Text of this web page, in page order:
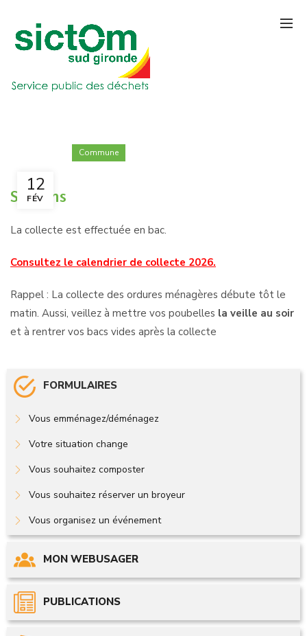
12
FÉV
Commune
Semens
La collecte est effectuée en bac.
Consultez le calendrier de collecte 2026.
Rappel : La collecte des ordures ménagères débute tôt le
matin. Aussi, veillez à mettre vos poubelles la veille au soir
et à rentrer vos bacs vides après la collecte
FORMULAIRES
Vous emménagez/déménagez
Votre situation change
Vous souhaitez composter
Vous souhaitez réserver un broyeur
Vous organisez un événement
MON WEBUSAGER
PUBLICATIONS